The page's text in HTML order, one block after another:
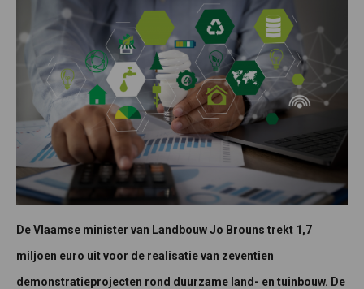
De Vlaamse minister van Landbouw Jo Brouns trekt 1,7
miljoen euro uit voor de realisatie van zeventien
demonstratieprojecten rond duurzame land- en tuinbouw. De